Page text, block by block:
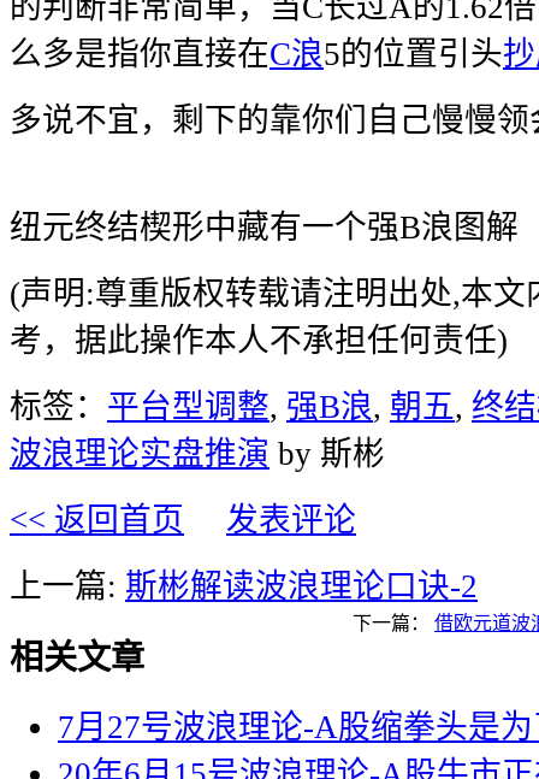
么多是指你直接在C浪5的位置引头
多说不宜，剩下的靠你们自己慢慢
纽元终结楔形中藏有一个强B浪图解
(声明:尊重版权转载请注明出处,本文
考，据此操作本人不承担任何责任)
标签： 平台型调整, 强B浪, 朝五, 终
波浪理论实盘推演 by 斯彬
<< 返回首页
发表评论
上一篇: 斯彬解读波浪理论口诀-2
下一篇： 借欧元道波
相关文章
7月27号波浪理论-A股缩拳头是